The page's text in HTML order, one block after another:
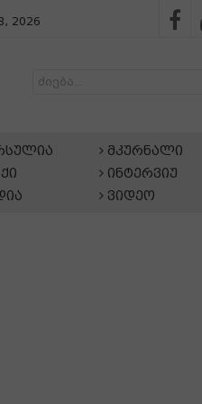
2026
მკურნალი
ინტერვიუ
ვიდეო